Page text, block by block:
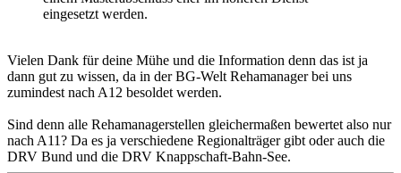
eingesetzt werden.
Vielen Dank für deine Mühe und die Information denn das ist ja
dann gut zu wissen, da in der BG-Welt Rehamanager bei uns
zumindest nach A12 besoldet werden.
Sind denn alle Rehamanagerstellen gleichermaßen bewertet also nur
nach A11? Da es ja verschiedene Regionalträger gibt oder auch die
DRV Bund und die DRV Knappschaft-Bahn-See.